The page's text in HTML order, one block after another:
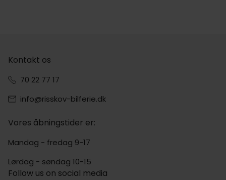
Kontakt os
70 22 77 17
info@risskov-bilferie.dk
Vores åbningstider er:
Mandag - fredag 9-17
Lørdag - søndag 10-15
Follow us on social media